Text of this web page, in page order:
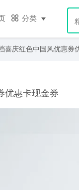
分类
喜庆红色中国风优惠券
优惠卡现金券